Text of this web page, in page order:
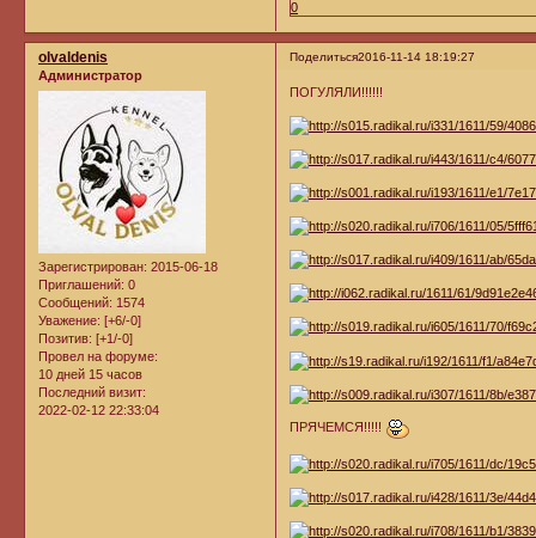
0
Поделиться2016-11-14 18:19:27
olvaldenis
Администратор
Зарегистрирован: 2015-06-18
Приглашений: 0
Сообщений: 1574
Уважение: [+6/-0]
Позитив: [+1/-0]
Провел на форуме:
10 дней 15 часов
Последний визит:
2022-02-12 22:33:04
ПОГУЛЯЛИ!!!!!!
ПРЯЧЕМСЯ!!!!!